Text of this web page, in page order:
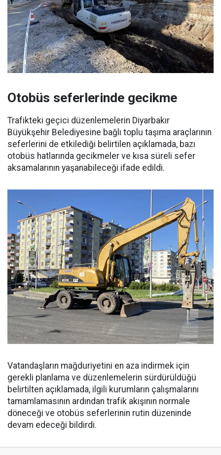
Otobüs seferlerinde gecikme
Trafikteki geçici düzenlemelerin Diyarbakır
Büyükşehir Belediyesine bağlı toplu taşıma araçlarının
seferlerini de etkilediği belirtilen açıklamada, bazı
otobüs hatlarında gecikmeler ve kısa süreli sefer
aksamalarının yaşanabileceği ifade edildi.
Vatandaşların mağduriyetini en aza indirmek için
gerekli planlama ve düzenlemelerin sürdürüldüğü
belirtilten açıklamada, ilgili kurumların çalışmalarını
tamamlamasının ardından trafik akışının normale
döneceği ve otobüs seferlerinin rutin düzeninde
devam edeceği bildirdi.